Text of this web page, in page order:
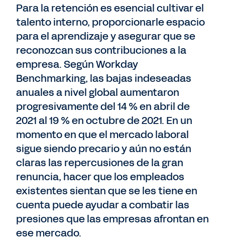
Para la retención es esencial cultivar el
talento interno, proporcionarle espacio
para el aprendizaje y asegurar que se
reconozcan sus contribuciones a la
empresa. Según Workday
Benchmarking, las bajas indeseadas
anuales a nivel global aumentaron
progresivamente del 14 % en abril de
2021 al 19 % en octubre de 2021. En un
momento en que el mercado laboral
sigue siendo precario y aún no están
claras las repercusiones de la gran
renuncia, hacer que los empleados
existentes sientan que se les tiene en
cuenta puede ayudar a combatir las
presiones que las empresas afrontan en
ese mercado.